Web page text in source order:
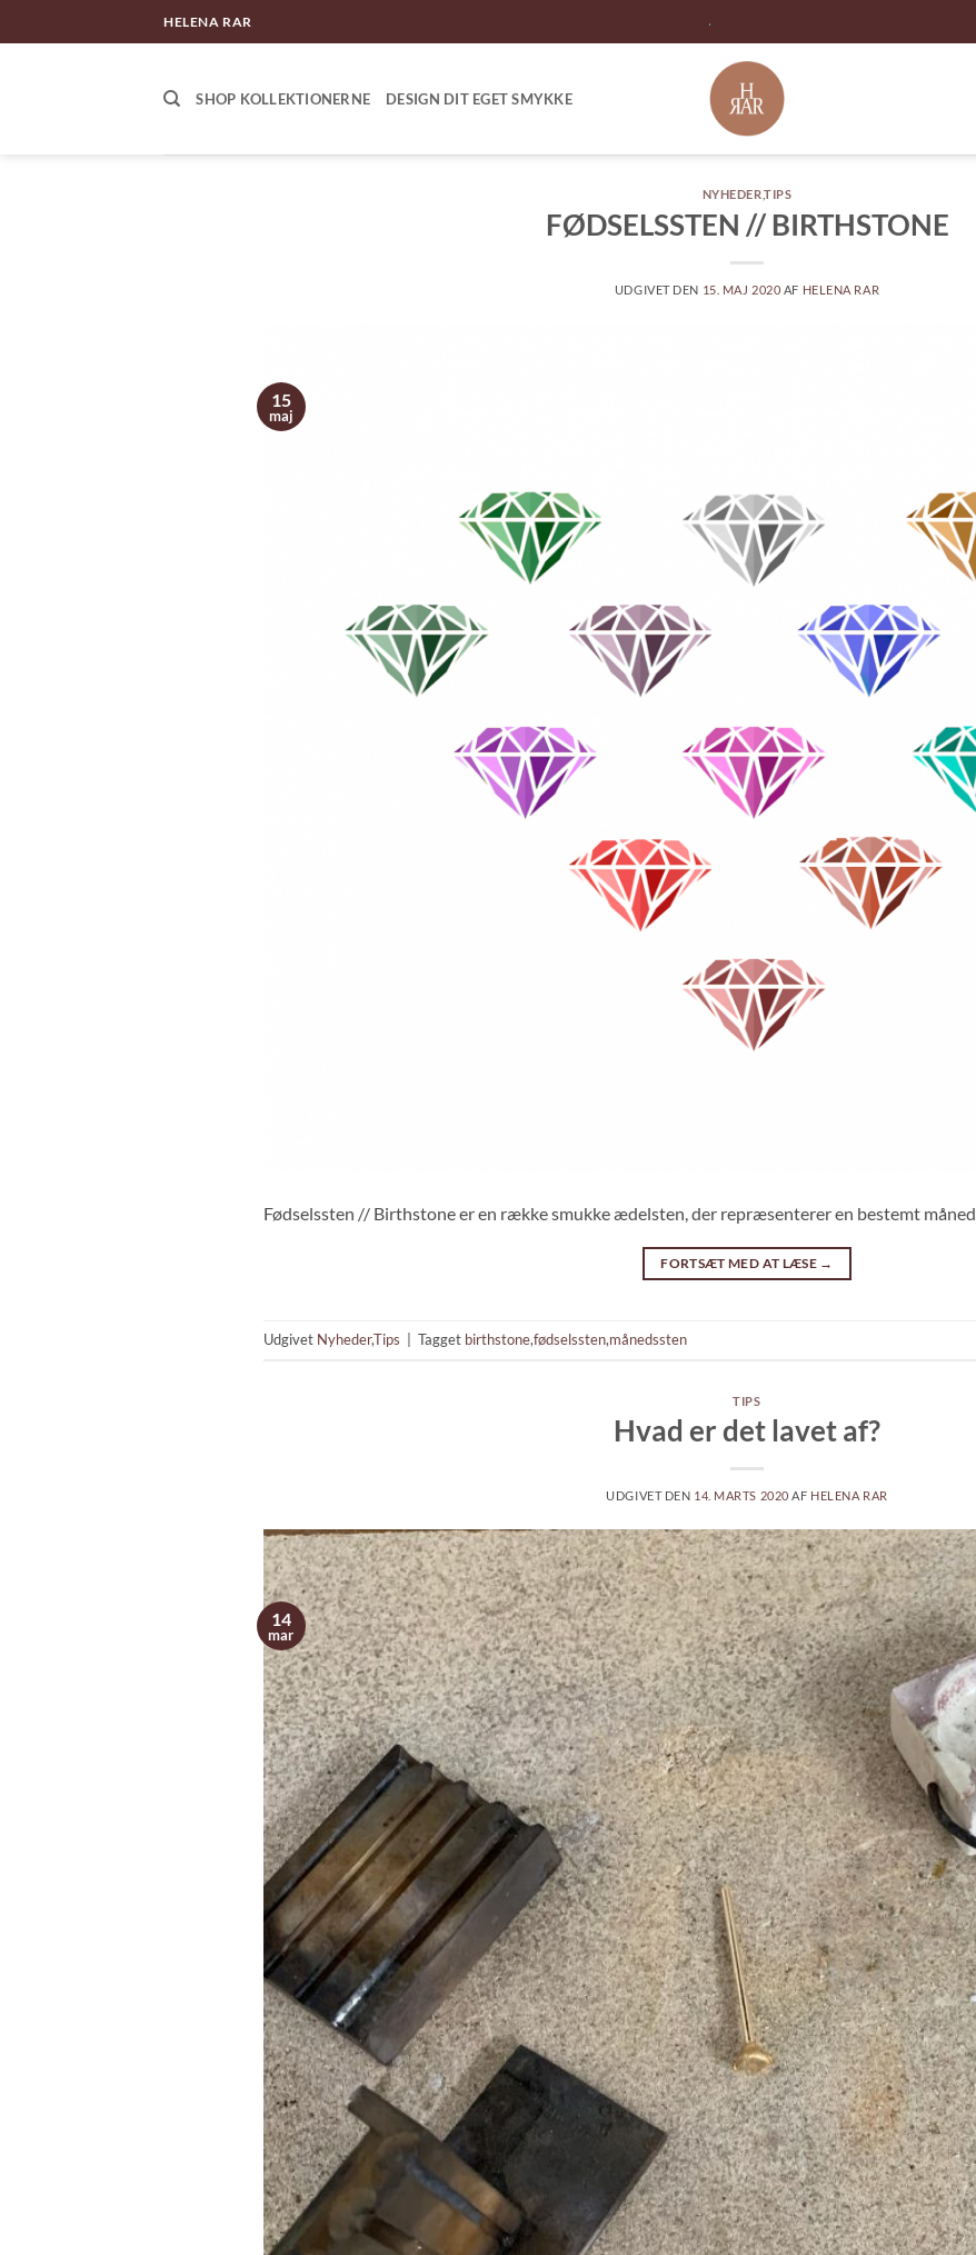
til
HELENA RAR
SHOP KOLLEKTIONERNE DESIGN DIT EGET SMYKKE
NYHEDER,TIPS
FØDSELSSTEN // BIRTHSTONE
UDGIVET DEN 15. MAJ 2020 AF HELENA RAR
15
maj
Fødselssten // Birthstone er en række smukke ædelsten, der repræsenterer en bestemt måned.
FORTSÆT MED AT LÆSE →
Udgivet Nyheder,Tips Tagget birthstone,fødselssten,månedssten
TIPS
Hvad er det lavet af?
UDGIVET DEN 14. MARTS 2020 AF HELENA RAR
14
mar